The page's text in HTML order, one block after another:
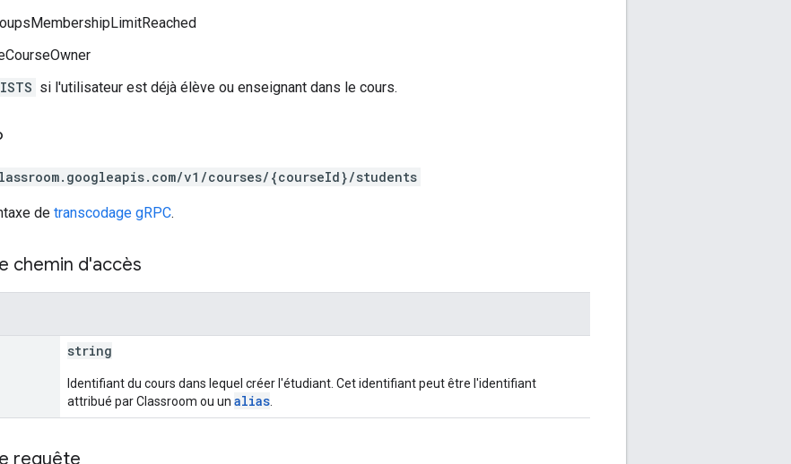
si l'utilisateur est déjà élève ou enseignant dans le cours.
v1/courses/{courseId}/students
de transcodage gRPC.
chemin d'accès
string
Identifiant du cours dans lequel créer l'étudiant. Cet identifiant peut être l'identifiant
attribué par Classroom ou un alias
requête